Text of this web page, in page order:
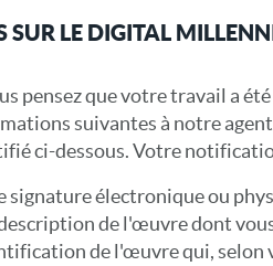
SUR LE DIGITAL
pensez que votre travail a
suivantes à notre
ci-dessous. Votre
signature électronique ou
de l'œuvre dont
de l'œuvre qui, selon